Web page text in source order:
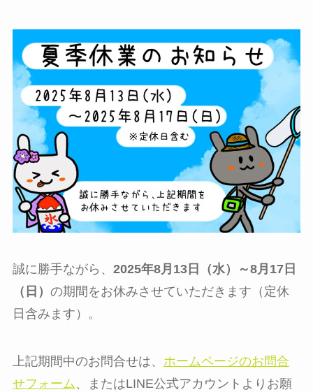
誠に勝手ながら、 2025年8月13日（水）～8月17日
（日） の期間をお休みさせていただきます（定休
日含みます）。
上記期間中のお問合せは、 ホームページのお問合
せフォーム、またはLINE公式アカウントよりお願